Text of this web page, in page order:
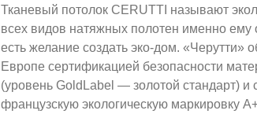
99
Тканевый потолок CERUTTI называют
всех видов натяжных полотен именно ему
есть желание создать эко-дом. «Черутти»
Европе сертификацией безопасности
(уровень GoldLabel — золотой стандарт)
французскую экологическую маркировку